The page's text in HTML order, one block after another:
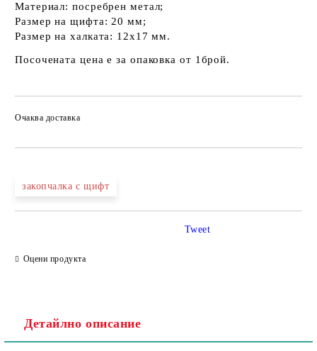
Материал: посребрен метал;
Размер на щифта: 20 мм;
Размер на халката: 12х17 мм.
Посочената цена е за опаковка от 1брой.
Очаква доставка
закопчалка с щифт
Оцени продукта
Tweet
Детайлно описание